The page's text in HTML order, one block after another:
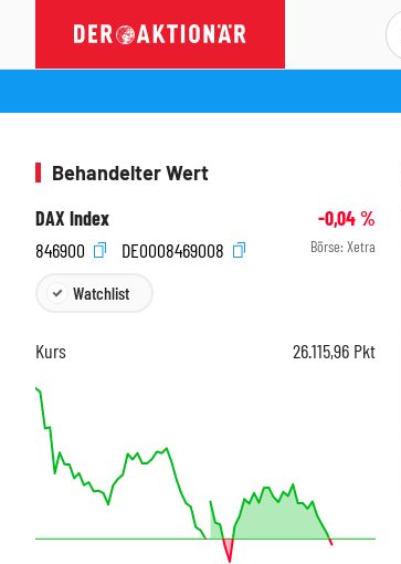
Behandelter Wert
DAX Index
-0,04%
846900
DE0008469008 Börse: Xetra
Watchlist
Kurs 26.115,96 Pkt